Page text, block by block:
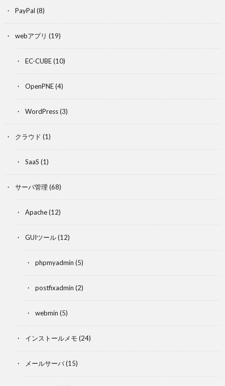
PayPal (8)
webアプリ (19)
EC-CUBE(10)
OpenPNE(4)
WordPress(3)
クラウド (1)
SaaS (1)
サーバ管理 (68)
Apache(12)
GUIツール(12)
phpmyadmin (5)
postfixadmin (2)
webmin (5)
インストールメモ (24)
メールサーバ(15)